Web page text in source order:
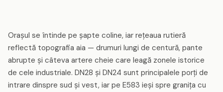
Orașul se întinde pe șapte coline, iar rețeaua rutieră
reflectă topografia aia — drumuri lungi de centură, pante
abrupte și câteva artere cheie care leagă zonele istorice
de cele industriale. DN28 și DN24 sunt principalele porți de
intrare dinspre sud și vest, iar pe E583 ieși spre granița cu